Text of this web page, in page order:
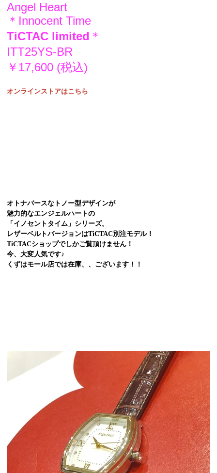
Angel Heart
＊Innocent Time
TiCTAC limited ＊
ITT25YS-BR
￥17,600 (税込)
オンラインストアはこちら
オトナバースなトノー型デザインが
魅力的なエンジェルハートの
「イノセントタイム」シリーズ。
レザーベルトバージョンはTiCTAC別注モデル！
TiCTACショップでしかご覧頂けません！
今、大変人気です♪
くずはモール店では在庫、、ございます！！